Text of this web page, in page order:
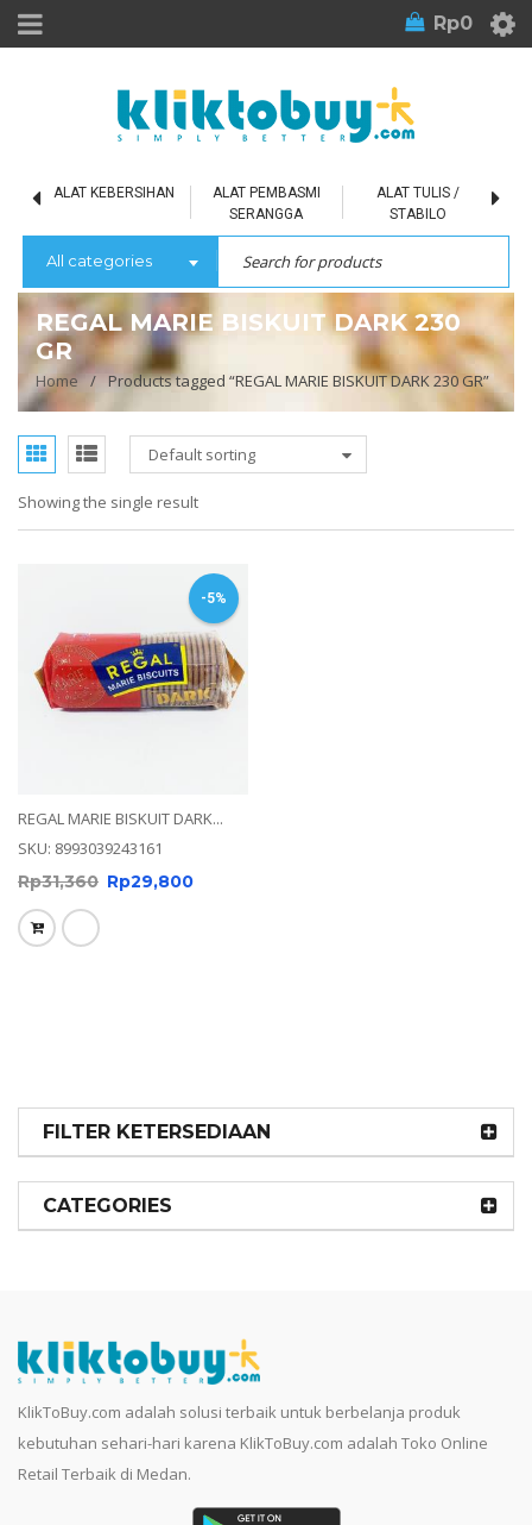
Rp0
ALAT KEBERSIHAN
ALAT PEMBASMI
SERANGGA
ALAT TULIS /
STABILO
All categories
REGAL MARIE BISKUIT DARK 230
GR
Home / Products tagged “REGAL MARIE BISKUIT DARK 230 GR”
FILTER KETERSEDIAAN
CATEGORIES
Default sorting
Showing the single result
-5%
REGAL MARIE BISKUIT DARK...
SKU: 8993039243161
Rp31,360 Rp29,800
KlikToBuy.com adalah solusi terbaik untuk berbelanja produk
kebutuhan sehari-hari karena KlikToBuy.com adalah Toko Online
Retail Terbaik di Medan.